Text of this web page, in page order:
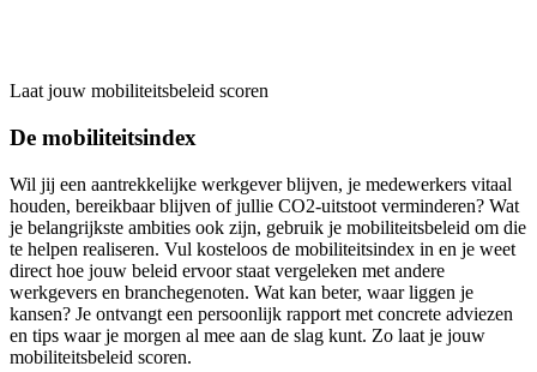
Laat jouw mobiliteitsbeleid scoren
De mobiliteitsindex
Wil jij een aantrekkelijke werkgever blijven, je medewerkers vitaal
houden, bereikbaar blijven of jullie CO2-uitstoot verminderen? Wat
je belangrijkste ambities ook zijn, gebruik je mobiliteitsbeleid om die
te helpen realiseren. Vul kosteloos de mobiliteitsindex in en je weet
direct hoe jouw beleid ervoor staat vergeleken met andere
werkgevers en branchegenoten. Wat kan beter, waar liggen je
kansen? Je ontvangt een persoonlijk rapport met concrete adviezen
en tips waar je morgen al mee aan de slag kunt. Zo laat je jouw
mobiliteitsbeleid scoren.